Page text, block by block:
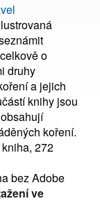
o
druhy
a jejich
knihy jsou
koření.
272
bez Adobe
ve